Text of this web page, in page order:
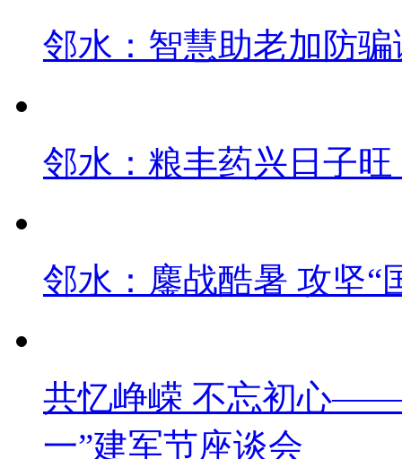
邻水：智慧助老加防
邻水：粮丰药兴日子
邻水：鏖战酷暑 攻坚“
共忆峥嵘 不忘初心——
一”建军节座谈会